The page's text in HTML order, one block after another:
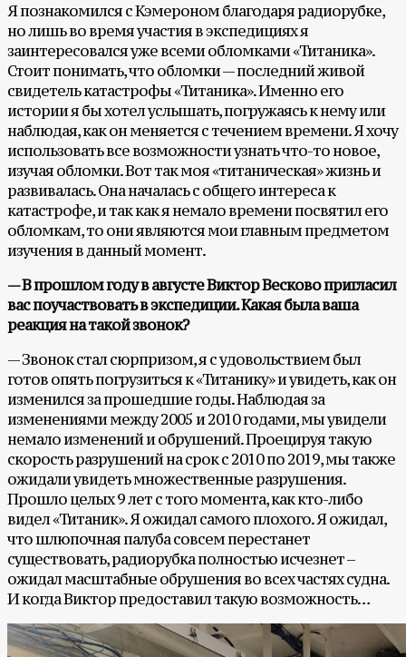
Я познакомился с Кэмероном благодаря радиорубке,
но лишь во время участия в экспедициях я
заинтересовался уже всеми обломками «Титаника».
Стоит понимать, что обломки — последний живой
свидетель катастрофы «Титаника». Именно его
истории я бы хотел услышать, погружаясь к нему или
наблюдая, как он меняется с течением времени. Я хочу
использовать все возможности узнать что-то новое,
изучая обломки. Вот так моя «титаническая» жизнь и
развивалась. Она началась с общего интереса к
катастрофе, и так как я немало времени посвятил его
обломкам, то они являются мои главным предметом
изучения в данный момент.
— В прошлом году в августе Виктор Весково пригласил
вас поучаствовать в экспедиции. Какая была ваша
реакция на такой звонок?
— Звонок стал сюрпризом, я с удовольствием был
готов опять погрузиться к «Титанику» и увидеть, как он
изменился за прошедшие годы. Наблюдая за
изменениями между 2005 и 2010 годами, мы увидели
немало изменений и обрушений. Проецируя такую
скорость разрушений на срок с 2010 по 2019, мы также
ожидали увидеть множественные разрушения.
Прошло целых 9 лет с того момента, как кто-либо
видел «Титаник». Я ожидал самого плохого. Я ожидал,
что шлюпочная палуба совсем перестанет
существовать, радиорубка полностью исчезнет –
ожидал масштабные обрушения во всех частях судна.
И когда Виктор предоставил такую возможность…